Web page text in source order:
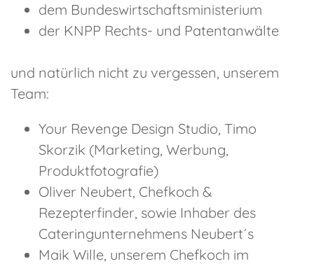
dem Bundeswirtschaftsministerium
der KNPP Rechts- und Patentanwälte
und natürlich nicht zu vergessen, unserem
Team:
Your Revenge Design Studio, Timo
Skorzik (Marketing, Werbung,
Produktfotografie)
Oliver Neubert, Chefkoch &
Rezepterfinder, sowie Inhaber des
Cateringunternehmens Neubert´s
Maik Wille, unserem Chefkoch im